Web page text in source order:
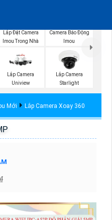
Lắp Đặt Camera
Imou Trong Nhà
Camera Báo Động
Imou
Lắp Camera
Uniview
Lắp Camera
Starlight
Mới Lắp Camera Xoay 360